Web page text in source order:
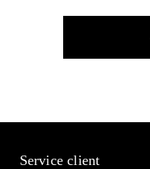
Service client